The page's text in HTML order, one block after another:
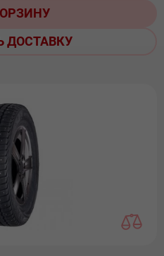
ДОСТАВКУ